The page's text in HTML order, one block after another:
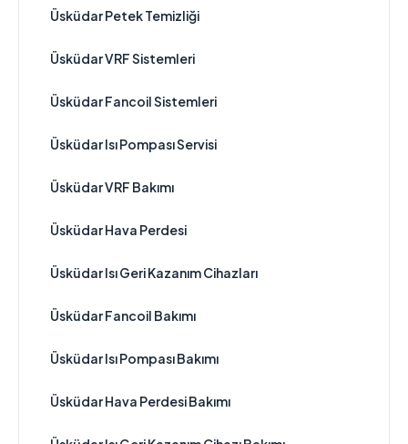
Üsküdar Petek Temizliği
Üsküdar VRF Sistemleri
Üsküdar Fancoil Sistemleri
Üsküdar Isı Pompası Servisi
Üsküdar VRF Bakımı
Üsküdar Hava Perdesi
Üsküdar Isı Geri Kazanım Cihazları
Üsküdar Fancoil Bakımı
Üsküdar Isı Pompası Bakımı
Üsküdar Hava Perdesi Bakımı